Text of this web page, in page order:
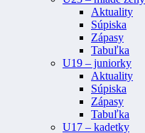
Aktuality
Súpiska
Zápasy
Tabuľka
U19 – juniorky
Aktuality
Súpiska
Zápasy
Tabuľka
U17 – kadetky